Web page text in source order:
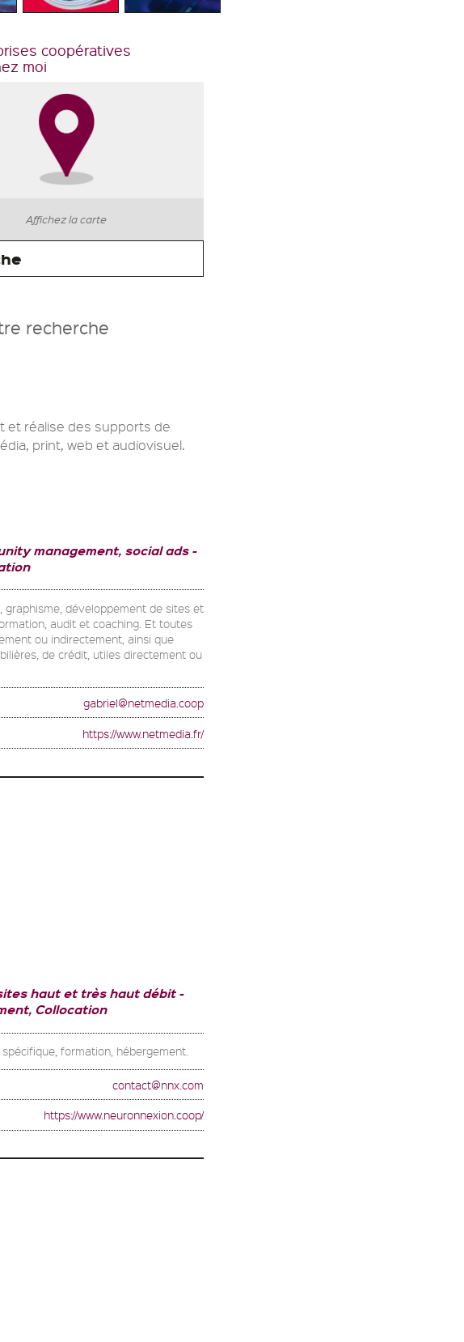
coopératives
moi
Affichez la carte
recherche
et réalise des supports de
print, web et audiovisuel.
management, social ads
graphisme, développement de sites et
audit et coaching. Et toutes
ou indirectement, ainsi que
de crédit, utiles directement ou
gabriel@netmedia.coop
https://www.netmedia.fr/
haut et très haut débit
Collocation
formation, hébergement.
contact@nnx.com
https://www.neuronnexion.coop/